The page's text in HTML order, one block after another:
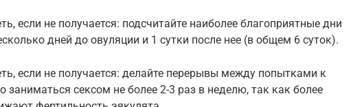
если не получается: подсчитайте наиболее благоприятные дни
дней до овуляции и 1 сутки после нее (в общем 6 суток).
если не получается: делайте перерывы между попытками к
заниматься сексом не более 2-3 раз в неделю, так как более